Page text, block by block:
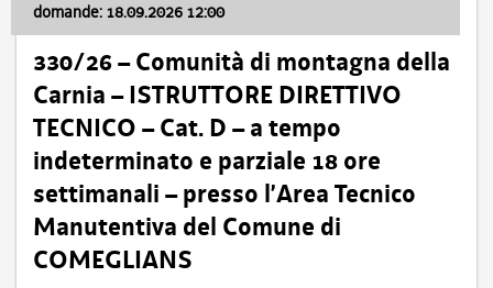
domande: 18.09.2026 12:00
330/26 – Comunità di montagna della
Carnia – ISTRUTTORE DIRETTIVO
TECNICO – Cat. D – a tempo
indeterminato e parziale 18 ore
settimanali – presso l’Area Tecnico
Manutentiva del Comune di
COMEGLIANS